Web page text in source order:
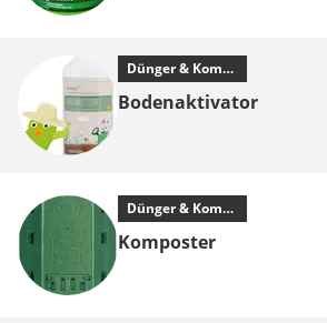
Dünger & Kompost
Bodenaktivator
Dünger & Kompost
Komposter